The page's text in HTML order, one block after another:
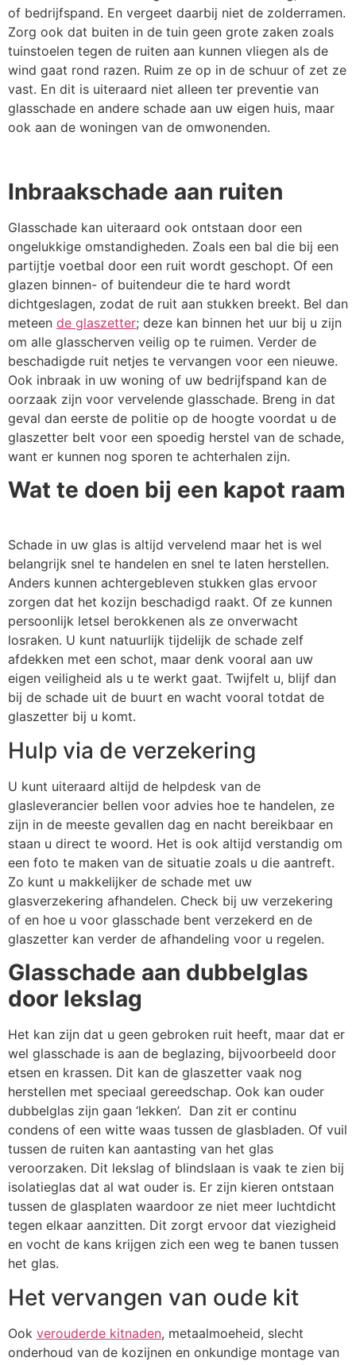
of bedrijfspand. En vergeet daarbij niet de zolderramen.
Zorg ook dat buiten in de tuin geen grote zaken zoals
tuinstoelen tegen de ruiten aan kunnen vliegen als de
wind gaat rond razen. Ruim ze op in de schuur of zet ze
vast. En dit is uiteraard niet alleen ter preventie van
glasschade en andere schade aan uw eigen huis, maar
ook aan de woningen van de omwonenden.
Inbraakschade aan ruiten
Glasschade kan uiteraard ook ontstaan door een
ongelukkige omstandigheden. Zoals een bal die bij een
partijtje voetbal door een ruit wordt geschopt. Of een
glazen binnen- of buitendeur die te hard wordt
dichtgeslagen, zodat de ruit aan stukken breekt. Bel dan
meteen de glaszetter; deze kan binnen het uur bij u zijn
om alle glasscherven veilig op te ruimen. Verder de
beschadigde ruit netjes te vervangen voor een nieuwe.
Ook inbraak in uw woning of uw bedrijfspand kan de
oorzaak zijn voor vervelende glasschade. Breng in dat
geval dan eerste de politie op de hoogte voordat u de
glaszetter belt voor een spoedig herstel van de schade,
want er kunnen nog sporen te achterhalen zijn.
Wat te doen bij een kapot raam
Schade in uw glas is altijd vervelend maar het is wel
belangrijk snel te handelen en snel te laten herstellen.
Anders kunnen achtergebleven stukken glas ervoor
zorgen dat het kozijn beschadigd raakt. Of ze kunnen
persoonlijk letsel berokkenen als ze onverwacht
losraken. U kunt natuurlijk tijdelijk de schade zelf
afdekken met een schot, maar denk vooral aan uw
eigen veiligheid als u te werkt gaat. Twijfelt u, blijf dan
bij de schade uit de buurt en wacht vooral totdat de
glaszetter bij u komt.
Hulp via de verzekering
U kunt uiteraard altijd de helpdesk van de
glasleverancier bellen voor advies hoe te handelen, ze
zijn in de meeste gevallen dag en nacht bereikbaar en
staan u direct te woord. Het is ook altijd verstandig om
een foto te maken van de situatie zoals u die aantreft.
Zo kunt u makkelijker de schade met uw
glasverzekering afhandelen. Check bij uw verzekering
of en hoe u voor glasschade bent verzekerd en de
glaszetter kan verder de afhandeling voor u regelen.
Glasschade aan dubbelglas
door lekslag
Het kan zijn dat u geen gebroken ruit heeft, maar dat er
wel glasschade is aan de beglazing, bijvoorbeeld door
etsen en krassen. Dit kan de glaszetter vaak nog
herstellen met speciaal gereedschap. Ook kan ouder
dubbelglas zijn gaan ‘lekken’. Dan zit er continu
condens of een witte waas tussen de glasbladen. Of vuil
tussen de ruiten kan aantasting van het glas
veroorzaken. Dit lekslag of blindslaan is vaak te zien bij
isolatieglas dat al wat ouder is. Er zijn kieren ontstaan
tussen de glasplaten waardoor ze niet meer luchtdicht
tegen elkaar aanzitten. Dit zorgt ervoor dat viezigheid
en vocht de kans krijgen zich een weg te banen tussen
het glas.
Het vervangen van oude kit
Ook verouderde kitnaden, metaalmoeheid, slecht
onderhoud van de kozijnen en onkundige montage van